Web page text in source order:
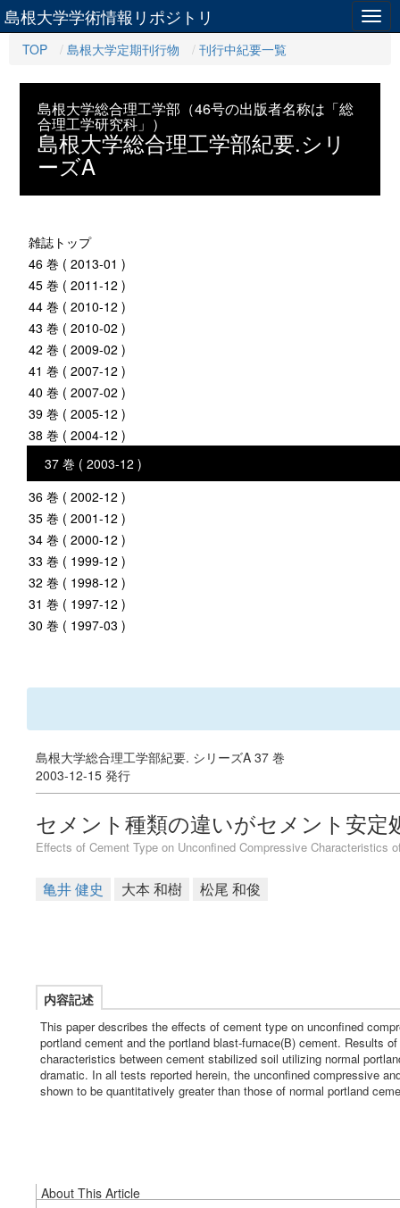
島根大学学術情報リポジトリ
TOP 島根大学定期刊行物 刊行中紀要一覧
島根大学総合理工学部（46号の出版者名称は「総
合理工学研究科」）
島根大学総合理工学部紀要.シリ
ーズA
雑誌トップ
46 巻 ( 2013-01 )
45 巻 ( 2011-12 )
44 巻 ( 2010-12 )
43 巻 ( 2010-02 )
42 巻 ( 2009-02 )
41 巻 ( 2007-12 )
40 巻 ( 2007-02 )
39 巻 ( 2005-12 )
38 巻 ( 2004-12 )
37 巻 ( 2003-12 )
36 巻 ( 2002-12 )
35 巻 ( 2001-12 )
34 巻 ( 2000-12 )
33 巻 ( 1999-12 )
32 巻 ( 1998-12 )
31 巻 ( 1997-12 )
30 巻 ( 1997-03 )
島根大学総合理工学部紀要. シリーズA 37 巻
2003-12-15 発行
セメント種類の違いがセメント安定
Effects of Cement Type on Unconfined Compressive Characteristics
亀井 健史 大本 和樹 松尾 和俊
内容記述
This paper describes the effects of cement type on unconfined
portland cement and the portland blast-furnace(B) cement. Results
characteristics between cement stabilized soil utilizing normal
dramatic. In all tests reported herein, the unconfined compressive
shown to be quantitatively greater than those of normal portland
About This Article